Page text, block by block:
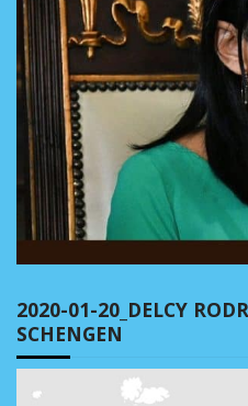
2020-01-20_DELCY
SCHENGEN